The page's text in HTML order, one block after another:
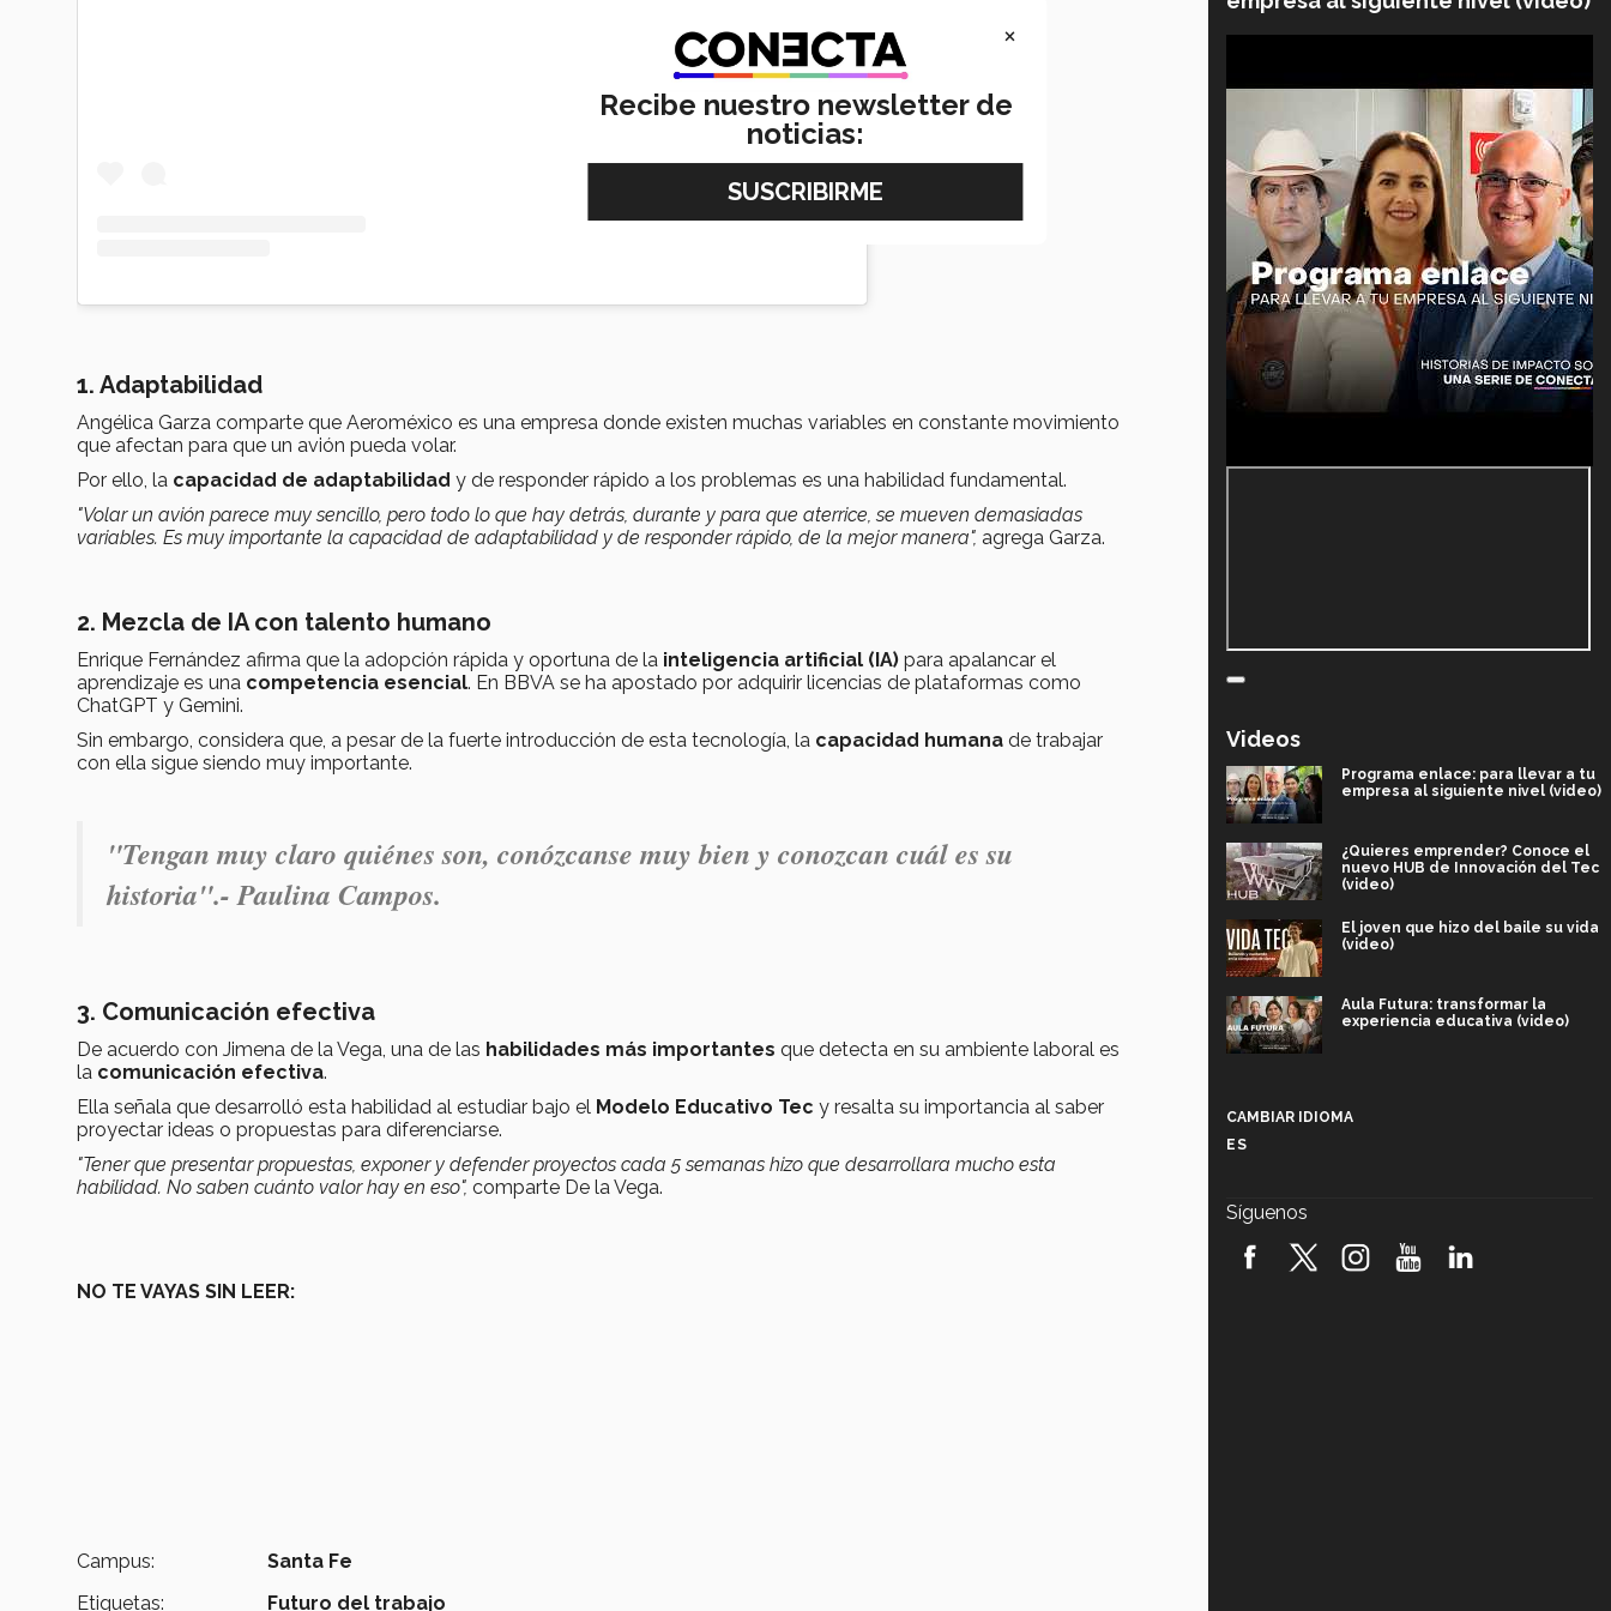
1. Adaptabilidad
Angélica Garza comparte que Aeroméxico es una empresa donde existen muchas variables en constante movimiento
que afectan para que un avión pueda volar.
Por ello, la capacidad de adaptabilidad y de responder rápido a los problemas es una habilidad fundamental.
"Volar un avión parece muy sencillo, pero todo lo que hay detrás, durante y para que aterrice, se mueven demasiadas
variables. Es muy importante la capacidad de adaptabilidad y de responder rápido, de la mejor manera", agrega Garza.
2. Mezcla de IA con talento humano
Enrique Fernández afirma que la adopción rápida y oportuna de la inteligencia artificial (IA) para apalancar el
aprendizaje es una competencia esencial. En BBVA se ha apostado por adquirir licencias de plataformas como
ChatGPT y Gemini.
Sin embargo, considera que, a pesar de la fuerte introducción de esta tecnología, la capacidad humana de trabajar
con ella sigue siendo muy importante.
"Tengan muy claro quiénes son, conózcanse muy bien y conozcan cuál es su
historia".- Paulina Campos.
3. Comunicación efectiva
De acuerdo con Jimena de la Vega, una de las habilidades más importantes que detecta en su ambiente laboral es
la comunicación efectiva.
Ella señala que desarrolló esta habilidad al estudiar bajo el Modelo Educativo Tec y resalta su importancia al saber
proyectar ideas o propuestas para diferenciarse.
"Tener que presentar propuestas, exponer y defender proyectos cada 5 semanas hizo que desarrollara mucho esta
habilidad. No saben cuánto valor hay en eso", comparte De la Vega.
NO TE VAYAS SIN LEER:
Campus:
Santa Fe
Etiquetas:
Futuro del trabajo
Videos
Programa enlace: para llevar a tu
empresa al siguiente nivel (video)
¿Quieres emprender? Conoce el
nuevo HUB de Innovación del Tec
(video)
El joven que hizo del baile su vida
(video)
Aula Futura: transformar la
experiencia educativa (video)
robótica FIRST 2026! (video)
CAMBIAR IDIOMA
ES
Síguenos
×
Recibe nuestro newsletter de
noticias: